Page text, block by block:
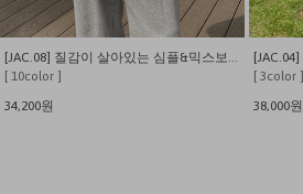
[JAC.08] 질감이 살아있는 심플&믹스보카시 집업 니트 가디건
[ 10color ]
34,200원
[ 3color ]
38,000원